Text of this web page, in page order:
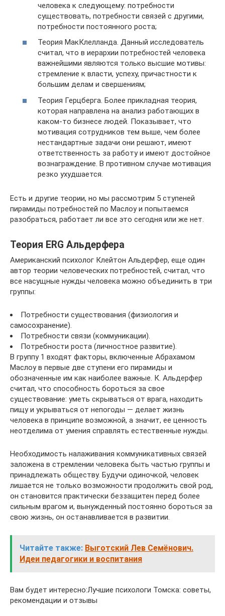
человека к следующему: потребности
существовать, потребности связей с другими,
потребности постоянного роста;
Теория МакКлелланда. Данный исследователь
считал, что в иерархии потребностей человека
важнейшими являются только высшие мотивы:
стремление к власти, успеху, причастности к
большим делам и свершениям;
Теория Герцберга. Более прикладная теория,
которая направлена на анализ работающих в
каком-то бизнесе людей. Показывает, что
мотивация сотрудников тем выше, чем более
нестандартные задачи они решают, имеют
ответственность за работу и имеют достойное
вознаграждение. В противном случае мотивация
резко ухудшается.
Есть и другие теории, но мы рассмотрим 5 ступеней
пирамиды потребностей по Маслоу и попытаемся
разобраться, работает ли все это сегодня или же нет.
Теория ERG Альдерфера
Американский психолог Клейтон Альдерфер, еще один
автор теории человеческих потребностей, считал, что
все насущные нужды человека можно объединить в три
группы:
Потребности существования (физиология и
самосохранение).
Потребности связи (коммуникации).
Потребности роста (личностное развитие).
В группу 1 входят факторы, включенные Абрахамом
Маслоу в первые две ступени его пирамиды и
обозначенные им как наиболее важные. К. Альдерфер
считал, что способность бороться за свое
существование: уметь скрываться от врага, находить
пищу и укрываться от непогоды — делает жизнь
человека в принципе возможной, а значит, ее ценность
неотделима от умения справлять естественные нужды.
Необходимость налаживания коммуникативных связей
заложена в стремлении человека быть частью группы и
принадлежать обществу. Будучи одиночкой, человек
лишается не только возможности продолжить свой род,
он становится практически беззащитен перед более
сильным врагом и, вынужденный постоянно бороться за
свою жизнь, он останавливается в развитии.
Читайте также: Выготский Лев Семёнович.
Идеи педагогики и воспитания
Вам будет интересно:Лучшие психологи Томска: советы,
рекомендации и отзывы